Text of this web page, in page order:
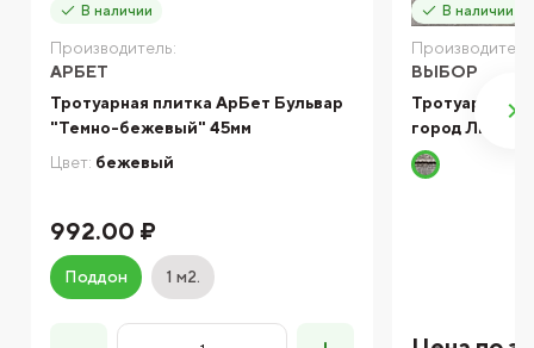
В наличии
Производитель:
АРБЕТ
Тротуарная плитка АрБет Бульвар
"Темно-бежевый" 45мм
Цвет: бежевый
992.00 ₽
Поддон 1 м2.
В наличии
ВЫБОР
Тротуарная
город